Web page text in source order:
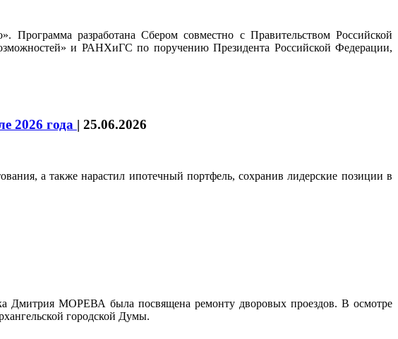
разработана Сбером совместно с Правительством Российской
и РАНХиГС по поручению Президента Российской Федерации,
2026 года | 25.06.2026
а также нарастил ипотечный портфель, сохранив лидерские позиции в
Дмитрия МОРЕВА была посвящена ремонту дворовых проездов. В осмотре
городской Думы.